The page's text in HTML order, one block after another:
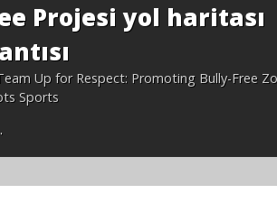
Projesi yol haritası
Up for Respect: Promoting Bully-Free
Sports